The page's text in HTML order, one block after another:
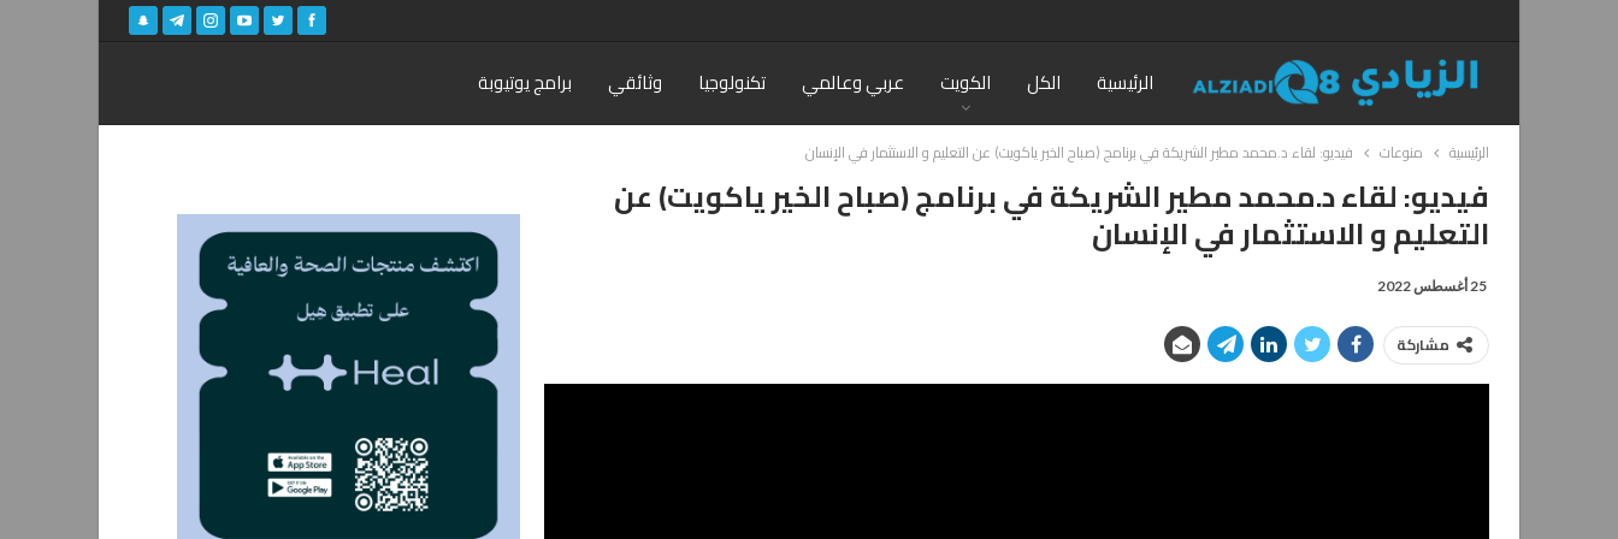
الرئيسية الكل الكويت عربي وعالمي تكنولوجيا وثائقي برامج يوتيوبة
الرئيسية منوعات فيديو: لقاء د.محمد مطير الشريكة في برنامج (صباح الخير ياكويت) عن التعليم و الاستثمار في الإنسان
فيديو: لقاء د.محمد مطير الشريكة في برنامج (صباح الخير ياكويت) عن
التعليم و الاستثمار في الإنسان
25 أغسطس 2022
مشاركة